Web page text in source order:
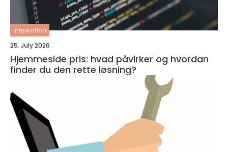
inspiration
25. July 2026
Hjemmeside pris: hvad påvirker og hvordan
finder du den rette løsning?